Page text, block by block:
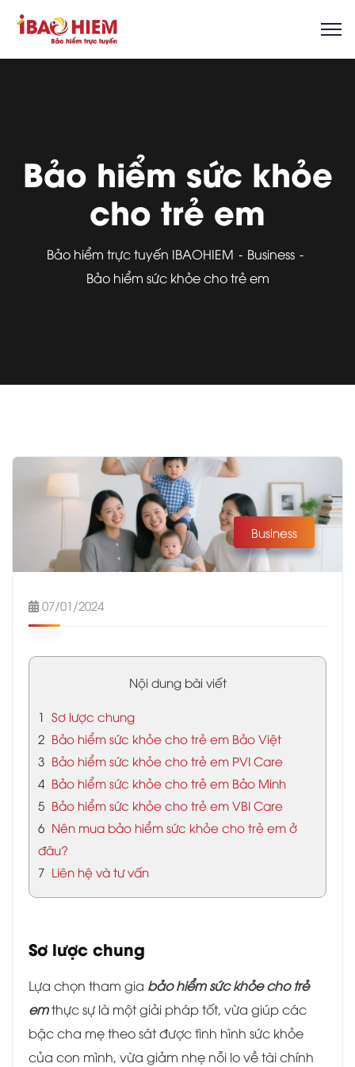
Bảo hiểm sức khỏe
cho trẻ em
Bảo hiểm trực tuyến IBAOHIEM
Business
Bảo hiểm sức khỏe cho trẻ em
Business
07/01/2024
Nội dung bài viết
1 Sơ lược chung
2 Bảo hiểm sức khỏe cho trẻ em Bảo Việt
3 Bảo hiểm sức khỏe cho trẻ em PVI Care
4 Bảo hiểm sức khỏe cho trẻ em Bảo Minh
5 Bảo hiểm sức khỏe cho trẻ em VBI Care
6 Nên mua bảo hiểm sức khỏe cho trẻ em ở
đâu?
7 Liên hệ và tư vấn
Sơ lược chung
Lựa chọn tham gia bảo hiểm sức khỏe cho trẻ
emthực sự là một giải pháp tốt, vừa giúp các
bậc cha mẹ theo sát được tình hình sức khỏe
của con mình, vừa giảm nhẹ nỗi lo về tài chính